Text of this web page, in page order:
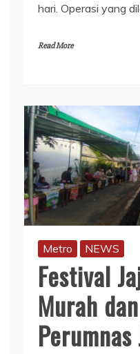
hari. Operasi yang
Read More
Metro NEWS
Festival
Murah